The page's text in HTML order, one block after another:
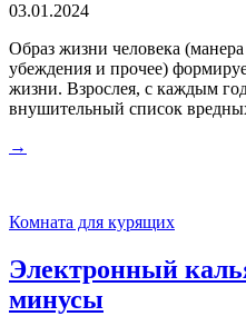
03.01.2024
Образ жизни человека (манера
убеждения и прочее)
жизни. Взрослея, с каждым
внушительный список
→
Комната для курящих
Электронный
минусы